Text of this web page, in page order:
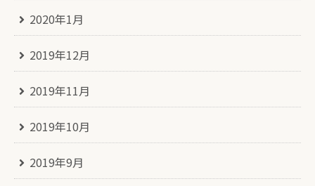
2020年1月
2019年12月
2019年11月
2019年10月
2019年9月